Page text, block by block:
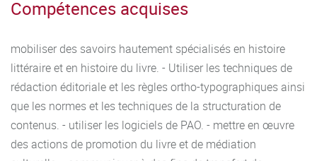
enquête professionnelle donnant lieu à un mémoire et à
Compétences acquises
mobiliser des savoirs hautement spécialisés en histoire
littéraire et en histoire du livre. - Utiliser les techniques de
rédaction éditoriale et les règles ortho-typographiques ainsi
que les normes et les techniques de la structuration de
contenus. - utiliser les logiciels de PAO. - mettre en œuvre
des actions de promotion du livre et de médiation